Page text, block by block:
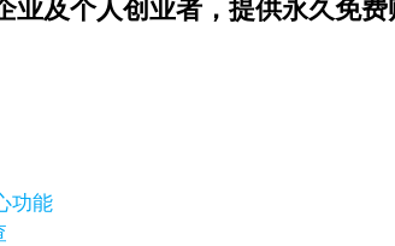
业及个人创业者，提供永久免费
功能